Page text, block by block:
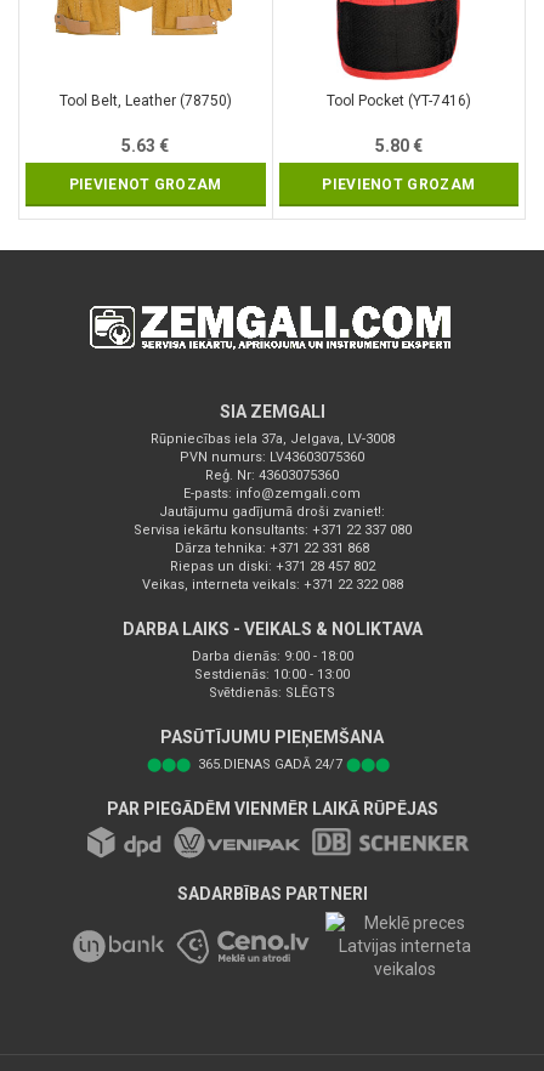
Tool Belt, Leather (78750)
5.63€
PIEVIENOT GROZAM
Tool Pocket (YT-7416)
5.80€
PIEVIENOT GROZAM
SIA ZEMGALI
Rūpniecības iela 37a, Jelgava, LV-3008
PVN numurs: LV43603075360
Reģ. Nr: 43603075360
E-pasts: info@zemgali.com
Jautājumu gadījumā droši zvaniet!:
Servisa iekārtu konsultants: +371 22 337 080
Dārza tehnika: +371 22 331 868
Riepas un diski: +371 28 457 802
Veikas, interneta veikals: +371 22 322 088
DARBA LAIKS - VEIKALS & NOLIKTAVA
Darba dienās: 9:00 - 18:00
Sestdienās: 10:00 - 13:00
Svētdienās: SLĒGTS
PASŪTĪJUMU PIEŅEMŠANA
⬤⬤⬤ 365.DIENAS GADĀ 24/7 ⬤⬤⬤
PAR PIEGĀDĒM VIENMĒR LAIKĀ RŪPĒJAS
SADARBĪBAS PARTNERI